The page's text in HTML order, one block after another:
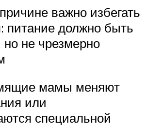
важно избегать
питание должно быть
не чрезмерно
мамы меняют
или
специальной